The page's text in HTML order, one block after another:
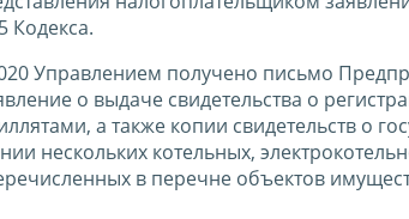
Кодекса.
Управлением получено письмо
о выдаче свидетельства о
а также копии свидетельств о
нескольких котельных,
в перечне объектов